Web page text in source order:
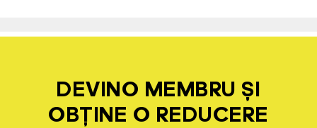
DEVINO MEMBRU ȘI
OBȚINE O REDUCERE